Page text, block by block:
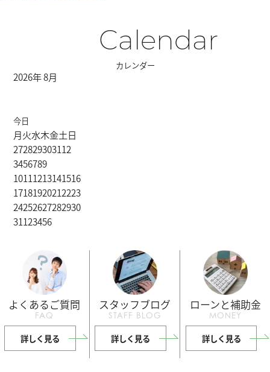
Calendar
カレンダー
2026年 8月
今日
月火水木金土日
272829303112
3456789
10111213141516
17181920212223
24252627282930
31123456
よくあるご質問
FAQ
詳しく見る
スタッフブログ
STAFF BLOG
詳しく見る
ローンと補助金
MONEY
詳しく見る